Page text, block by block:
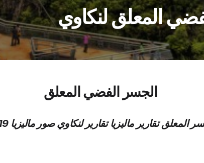
المعلق لنكاوي
الجسر الفضي المعلق
المعلق تقارير ماليزيا تقارير لنكاوي صور ماليزيا 2019